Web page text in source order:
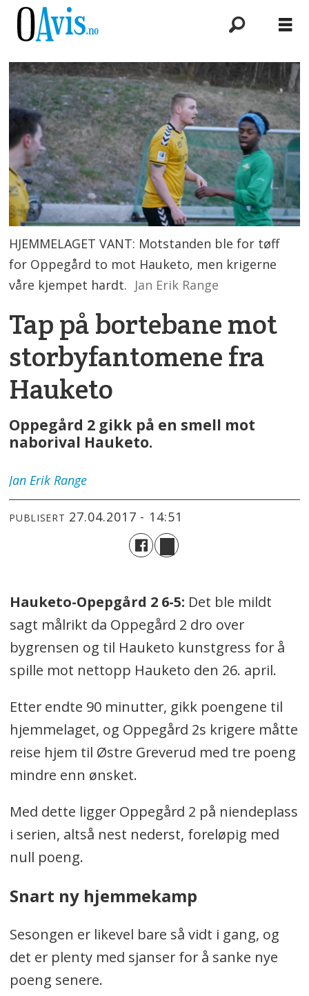
HJEMMELAGET VANT: Motstanden ble for tøff
for Oppegård to mot Hauketo, men krigerne
våre kjempet hardt. Jan Erik Range
Tap på bortebane mot
storbyfantomene fra
Hauketo
Oppegård 2 gikk på en smell mot
naborival Hauketo.
Jan Erik Range
PUBLISERT 27.04.2017 - 14:51
Hauketo-Opepgård 2 6-5: Det ble mildt
sagt målrikt da Oppegård 2 dro over
bygrensen og til Hauketo kunstgress for å
spille mot nettopp Hauketo den 26. april.
Etter endte 90 minutter, gikk poengene til
hjemmelaget, og Oppegård 2s krigere måtte
reise hjem til Østre Greverud med tre poeng
mindre enn ønsket.
Med dette ligger Oppegård 2 på niendeplass
i serien, altså nest nederst, foreløpig med
null poeng.
Snart ny hjemmekamp
Sesongen er likevel bare så vidt i gang, og
det er plenty med sjanser for å sanke nye
poeng senere.